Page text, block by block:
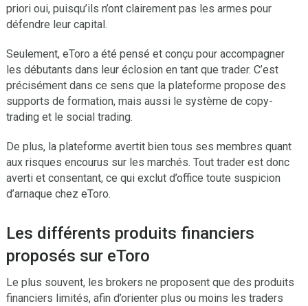
priori oui, puisqu’ils n’ont clairement pas les armes pour
défendre leur capital.
Seulement, eToro a été pensé et conçu pour accompagner
les débutants dans leur éclosion en tant que trader. C’est
précisément dans ce sens que la plateforme propose des
supports de formation, mais aussi le système de copy-
trading et le social trading.
De plus, la plateforme avertit bien tous ses membres quant
aux risques encourus sur les marchés. Tout trader est donc
averti et consentant, ce qui exclut d’office toute suspicion
d’arnaque chez eToro.
Les différents produits financiers
proposés sur eToro
Le plus souvent, les brokers ne proposent que des produits
financiers limités, afin d’orienter plus ou moins les traders